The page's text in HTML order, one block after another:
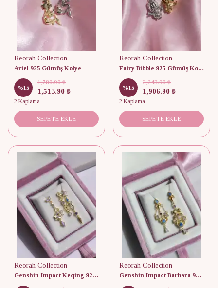
Reorah Collection
Ariel 925 Gümüş Kolye
%15
1,780.90 ₺
1,513.90 ₺
2 Kaplama
SEPETE EKLE
Reorah Collection
Fairy Bibble 925 Gümüş Kolye
%15
2,243.90 ₺
1,906.90 ₺
2 Kaplama
SEPETE EKLE
Reorah Collection
Genshin Impact Keqing 925 Gümüş Küpe
Reorah Collection
Genshin Impact Barbara 925 Gümüş Küpe